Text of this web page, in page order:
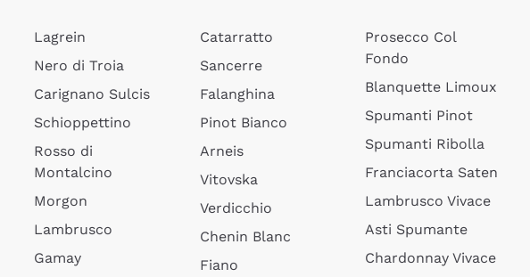
Lagrein
Nero di Troia
Carignano Sulcis
Schioppettino
Rosso di
Montalcino
Morgon
Lambrusco
Gamay
Catarratto
Sancerre
Falanghina
Pinot Bianco
Arneis
Vitovska
Verdicchio
Chenin Blanc
Fiano
Prosecco Col
Fondo
Blanquette Limoux
Spumanti Pinot
Spumanti Ribolla
Franciacorta Saten
Lambrusco Vivace
Asti Spumante
Chardonnay Vivace